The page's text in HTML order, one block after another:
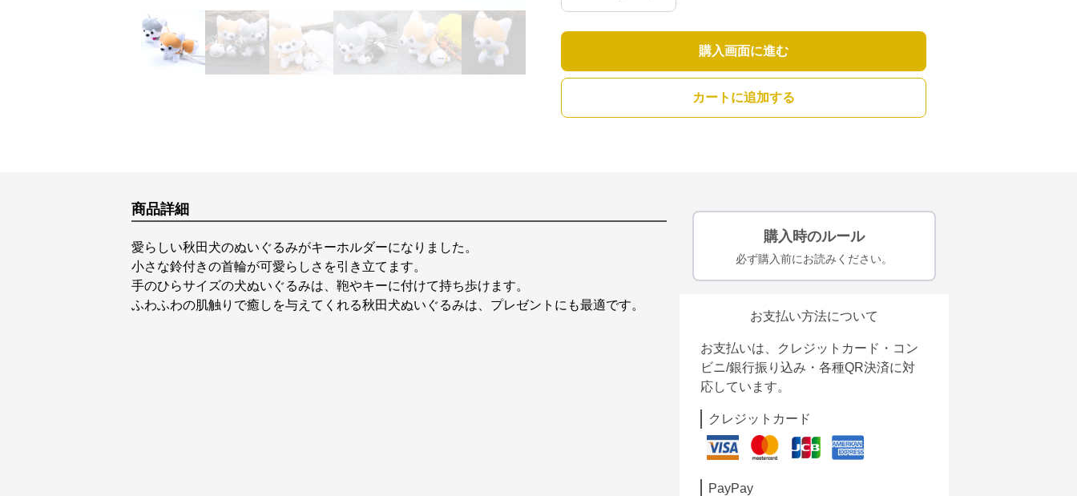
購入画面に進む
カートに追加する
商品詳細
愛らしい秋田犬のぬいぐるみがキーホルダーになりました。
小さな鈴付きの首輪が可愛らしさを引き立てます。
手のひらサイズの犬ぬいぐるみは、鞄やキーに付けて持ち歩けます。
ふわふわの肌触りで癒しを与えてくれる秋田犬ぬいぐるみは、プレゼントにも最適です。
購入時のルール
必ず購入前にお読みください。
お支払い方法について
お支払いは、クレジットカード・コン
ビニ/銀行振り込み・各種QR決済に対
応しています。
クレジットカード
PayPay